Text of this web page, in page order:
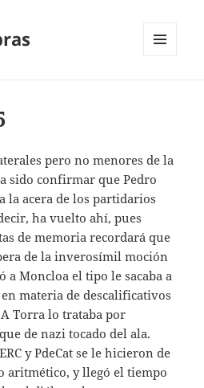
pero no menores de la
sido confirmar que Pedro
la acera de los partidarios
ha vuelto ahí, pues
de memoria recordará que
de la inverosímil moción
a Moncloa el tipo le sacaba a
materia de descalificativos
Torra lo trataba por
de nazi tocado del ala.
y PdeCat se le hicieron de
aritmético, y llegó el tiempo